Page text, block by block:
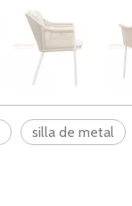
silla de metal